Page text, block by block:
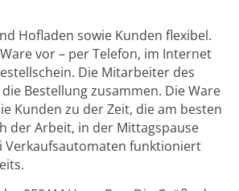
Hofladen sowie Kunden flexibel.
vor – per Telefon, im Internet
Die Mitarbeiter des
Bestellung zusammen. Die Ware
Kunden zu der Zeit, die am besten
der Arbeit, in der Mittagspause
Verkaufsautomaten funktioniert